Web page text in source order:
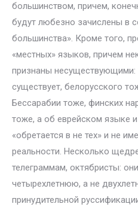
большинством, причем,
будут любезно зачислены в
большинства». Кроме того,
«местных» языков, причем
признаны несуществующими:
существует, белорусского
Бессарабии тоже, финских
тоже, а об еврейском языке и
«обретается в не тех» и не
реальности. Несколько
телеграммам, октябристы:
четырехлетнюю, а не
принудительной